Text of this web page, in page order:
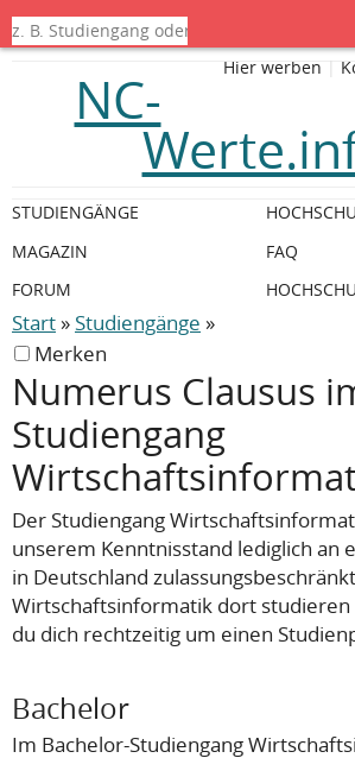
Start » Studiengänge »
Merken
Numerus Clausus
Studiengang
Der Studiengang
unserem Kenntnisstand lediglich an
in Deutschland
Wirtschaftsinformatik dort
du dich rechtzeitig um einen
Bachelor
Im Bachelor-Studiengang
Hier werben |
NC-
STUDIENGÄNGE
MAGAZIN
FAQ
FORUM